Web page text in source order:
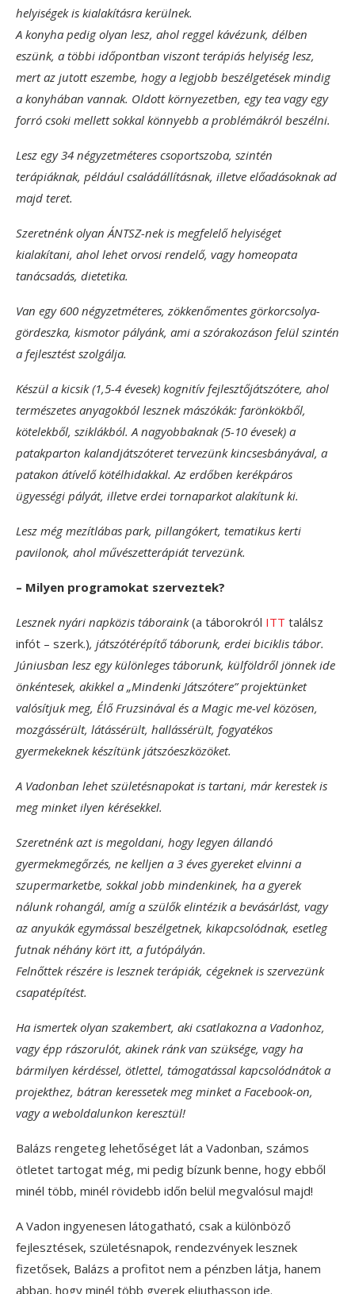
helyiségek is kialakításra kerülnek.
A konyha pedig olyan lesz, ahol reggel kávézunk, délben
eszünk, a többi időpontban viszont terápiás helyiség lesz,
mert az jutott eszembe, hogy a legjobb beszélgetések mindig
a konyhában vannak. Oldott környezetben, egy tea vagy egy
forró csoki mellett sokkal könnyebb a problémákról beszélni.
Lesz egy 34 négyzetméteres csoportszoba, szintén
terápiáknak, például családállításnak, illetve előadásoknak ad
majd teret.
Szeretnénk olyan ÁNTSZ-nek is megfelelő helyiséget
kialakítani, ahol lehet orvosi rendelő, vagy homeopata
tanácsadás, dietetika.
Van egy 600 négyzetméteres, zökkenőmentes görkorcsolya-
gördeszka, kismotor pályánk, ami a szórakozáson felül szintén
a fejlesztést szolgálja.
Készül a kicsik (1,5-4 évesek) kognitív fejlesztőjátszótere, ahol
természetes anyagokból lesznek mászókák: farönkökből,
kötelekből, sziklákból. A nagyobbaknak (5-10 évesek) a
patakparton kalandjátszóteret tervezünk kincsesbányával, a
patakon átívelő kötélhidakkal. Az erdőben kerékpáros
ügyességi pályát, illetve erdei tornaparkot alakítunk ki.
Lesz még mezítlábas park, pillangókert, tematikus kerti
pavilonok, ahol művészetterápiát tervezünk.
– Milyen programokat szerveztek?
Lesznek nyári napközis táboraink(a táborokról ITT találsz
infót – szerk.), játszótérépítő táborunk, erdei biciklis tábor.
Júniusban lesz egy különleges táborunk, külföldről jönnek ide
önkéntesek, akikkel a „Mindenki Játszótere” projektünket
valósítjuk meg, Élő Fruzsinával és a Magic me-vel közösen,
mozgássérült, látássérült, hallássérült, fogyatékos
gyermekeknek készítünk játszóeszközöket.
A Vadonban lehet születésnapokat is tartani, már kerestek is
meg minket ilyen kérésekkel.
Szeretnénk azt is megoldani, hogy legyen állandó
gyermekmegőrzés, ne kelljen a 3 éves gyereket elvinni a
szupermarketbe, sokkal jobb mindenkinek, ha a gyerek
nálunk rohangál, amíg a szülők elintézik a bevásárlást, vagy
az anyukák egymással beszélgetnek, kikapcsolódnak, esetleg
futnak néhány kört itt, a futópályán.
Felnőttek részére is lesznek terápiák, cégeknek is szervezünk
csapatépítést.
Ha ismertek olyan szakembert, aki csatlakozna a Vadonhoz,
vagy épp rászorulót, akinek ránk van szüksége, vagy ha
bármilyen kérdéssel, ötlettel, támogatással kapcsolódnátok a
projekthez, bátran keressetek meg minket a Facebook-on,
vagy a weboldalunkon keresztül!
Balázs rengeteg lehetőséget lát a Vadonban, számos
ötletet tartogat még, mi pedig bízunk benne, hogy ebből
minél több, minél rövidebb időn belül megvalósul majd!
A Vadon ingyenesen látogatható, csak a különböző
fejlesztések, születésnapok, rendezvények lesznek
fizetősek, Balázs a profitot nem a pénzben látja, hanem
abban, hogy minél több gyerek eljuthasson ide.